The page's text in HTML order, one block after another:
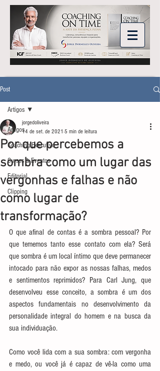
Post
Artigos
Coaching Executivo
Cursos & Eventos
Editorial
Clipping
Artigos
Por que percebemos a
sombra como um lugar das
vergonhas e falhas e não
como lugar de
transformação?
jorgedoliveira
14 de set. de 2021 5 min de leitura
O que afinal de contas é a sombra pessoal? Por
que tememos tanto esse contato com ela? Será
que sombra é um local íntimo que deve permanecer
intocado para não expor as nossas falhas, medos
e sentimentos reprimidos? Para Carl Jung, que
desenvolveu esse conceito, a sombra é um dos
aspectos fundamentais no desenvolvimento da
personalidade integral do homem e na busca da
sua individuação.
Como você lida com a sua sombra: com vergonha
e medo, ou você já é capaz de vê-la como uma